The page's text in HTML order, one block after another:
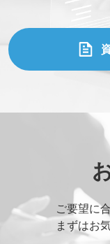
ご要望に
まずはお